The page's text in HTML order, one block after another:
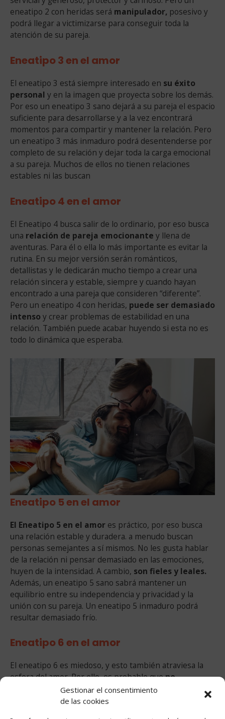
Gestionar el consentimiento
de las cookies
eneatipo 2 con heridas será manipulador, posesivo y
podrá llegar a victimizarse para conseguir toda la
atención de su pareja.
Eneatipo 3 en el amor
El eneatipo 3 está siempre interesado en su éxito
personal y en la imagen que proyecta sobre los demás.
Por eso un eneatipo 3 sano dejará a su pareja el espacio
suficiente para desarrollarse y a la vez encontrará
momentos para compartir y mantener la relación. Pero
un eneatipo 3 más inmaduro podrá desentenderse por
completo de su relación y dejar toda la carga emocional
a su pareja. Muchos de ellos no tienen relaciones
estables ni las buscan
Eneatipo 4 en el amor
El Eneatipo 4 busca salir de lo ordinario, por eso busca
una relación de pareja emocionante y llena de
aventuras. Para él o ella lo más importante es evitar la
rutina. En su mejor versión serán románticos,
detallistas y le dedicarán mucho tiempo a crear una
relación sincera y estable, siempre y cuando hayan
encontrado a una pareja que consideren “diferente”.
Pero un eneatipo 4 con heridas, puede ser demasiado
intenso y crear problemas de estabilidad en una
relación. También puede acabar huyendo si esta no es
todo lo dinámica que esperaba.
Eneatipo 5 en el amor
El Eneatipo 5 en el amor es práctico, por eso busca
una relación estable y duradera. a menudo buscan
personas semejantes a sí mismos. No les gusta hablar
de la relación ni pensar demasiado en las emociones,
huyen de la intensidad. A cambio, son fieles y leales.
Además, un eneatipo 5 sano sabrá mantener un
equilibrio entre su independencia y privacidad y la
unión con su pareja. Un eneatipo 5 inmaduro podrá
resultar demasiado frío.
Eneatipo 6 en el amor
El eneatipo 6 es miedoso, y esto también atraviesa la
esfera del amor. Por ello, es probable queno
demuestre sus emocioneshasta que no esté
completamente seguro de las emociones de la otra